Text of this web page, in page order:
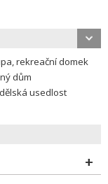
rekreační domek
dům
usedlost